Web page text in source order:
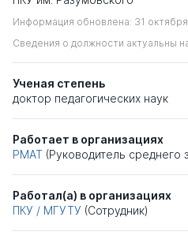
Информация обновлена: 31 октября
Сведения о должности актуальны
Ученая степень
доктор педагогических наук
Работает в организациях
РМАТ (Руководитель среднего
Работал(а) в организациях
ПКУ / МГУТУ (Сотрудник)